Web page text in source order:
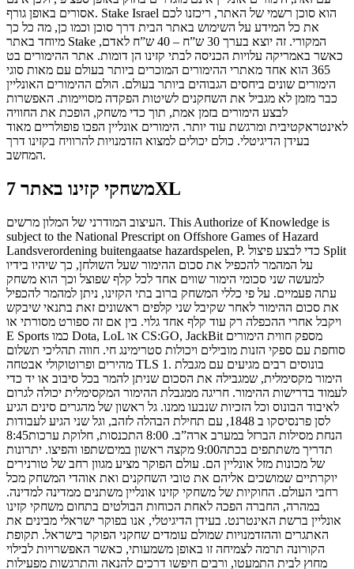
אסורים באופן גורף. Stake Israel הוא סוכן רשמי של האתר, ריכזנו לכם
את כל המידע על השימוש באתר הבית דרך סוכן וכמו כן, מה כל כך
מיוחד באתר Stake המקורי. זה יוצא בערך 30 ש”ח – 40 ש”ח לאדם,
כאשר באמריקה עלויות הכניסה לבתי קזינו הן דומות. אתר ההימורים בט
365 הוא אחד מאתרי ההימורים המוכרים ביותר בעולם עם מאות סוגי
הימורים שונים ביחסים הגבוהים ביותר בעולם. הולם ההימורים האונליין
כבר מזמן לא מגביל את השחקנים לשיטות הפקדה מסויימות. האפשרות
לבצע הימורים בזמן אמת, תוך כדי משחק, הופכת את החוויה
לאינטראקטיבית ומרגשת עוד יותר. הימורים אונליין הפכו פופולריים מאוד
בעידן הדיגיטלי. כולם יכולים למצוא הזדמנויות להרוויח בקזינו דרך
המחשב.
משחקי קזינו באתר 7XL
העיצוב המודרני של המלון מרשים. This Authorize of Knowledge is
subject to the National Prescript on Offshore Games of Hazard
Landsverordening buitengaatse hazardspelen, P. כדי לבצע פיצול Split
על המהמר להכפיל את סכום ההימור שעל השולחן, כך שיהיו בידיו
למעשה שני סכומי הימור שווים אחד לכל קלף שפוצל וכך הוא משחק
עתה פעמיים. על פי כללי המשחק ברוב בתי הקזינו, ניתן למהמר להכפיל
את סכום ההימור לאחר שקיבל שני קלפים ראשונים זאת בתנאי שיבקש
ויקבל אחרי ההכפלה רק עוד קלף אחד גלוי. בין אם זה ספורט מסורתי או
E Sports כמו Dota, LoL או CS:GO, JackBit מספק חווית הימורים
סוחפת עם ספקי הזנות מובילים ויכולות סטרימינג חי. חווה תהליכי תשלום
מהירים ופרוטוקולי אבטחה TLS 1. בונוסים רבים מגיעים עם מגבלת
הימור מקסימלית, שמגבילה את הסכום שניתן להמר בכל סיבוב או יד כדי
לעמוד בדרישות ההימור. חריגה ממגבלת ההימור המקסימלית יכולה לגרום
לאיבוד הבונוס וכל הזכיות שנבעו ממנו. גל ראשון של מהגרים סינים הגיע
לסן פרנסיסקו ב 1848, עם תחילת הבהלה לזהב, וגל שני הגיע לעבודות
הנחת מסילות הברזל במערב ארה”ב. 8:00 התכנסות, חלוקת ערכות8:45
תדריך משתתפים בכתה9:00 מקצה ראשון במיםשתפו והפיצו. יתרונות
של מכונות מזל אונליין הם. עולם הפוקר מציע מגוון רחב של טורנירים
יוקרתיים שמושכים אליהם את טובי השחקנים ואת אוהדי המשחק מכל
רחבי העולם. החוקיות של משחקי קזינו אונליין משתנים ממדינה למדינה.
במהרה, החברה הפכה לאחת הכוחות הבולטים בתחום משחקי קזינו
אונליין ברשת האינטרנט. בעידן הדיגיטלי, אנו בפוקר ישראלי מבינים את
האתגרים וההזדמנויות שמולם עומדים שחקני הפוקר בישראל. תקופת
הקורונה תרמה לצמיחה זו באופן משמעותי, כאשר האפשרויות לבילוי
מחוץ לבית התמעטו, ורבים חיפשו דרכים להנאה והתרגשות מפעילות